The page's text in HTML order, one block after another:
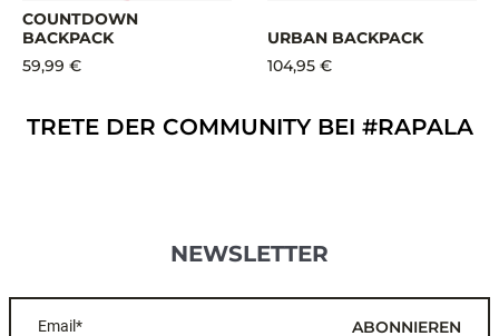
COUNTDOWN
BACKPACK
59,99 €
URBAN BACKPACK
104,95 €
TRETE DER COMMUNITY BEI #RAPALA
NEWSLETTER
Email* ABONNIEREN